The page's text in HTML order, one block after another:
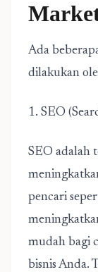
Ada
dilakukan
1. SEO
SEO adalah
pencari
mudah bagi
bisnis Anda.